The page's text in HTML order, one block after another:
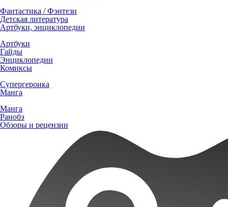
Фантастика / Фэнтези
Детская литература
Артбуки, энциклопедии
Артбуки
Гайды
Энциклопедии
Комиксы
Супергероика
Манга
Манга
Ранобэ
Обзоры и рецензии